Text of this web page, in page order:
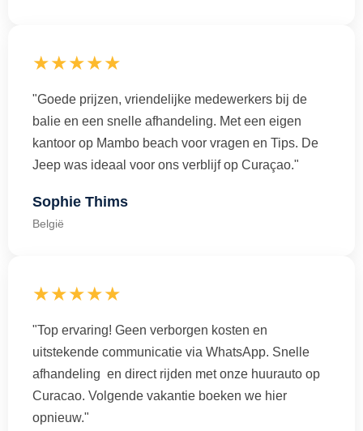
★★★★★
"Goede prijzen, vriendelijke medewerkers bij de
balie en een snelle afhandeling. Met een eigen
kantoor op Mambo beach voor vragen en Tips. De
Jeep was ideaal voor ons verblijf op Curaçao."
Sophie Thims
België
★★★★★
"Top ervaring! Geen verborgen kosten en
uitstekende communicatie via WhatsApp. Snelle
afhandeling en direct rijden met onze huurauto op
Curacao. Volgende vakantie boeken we hier
opnieuw."